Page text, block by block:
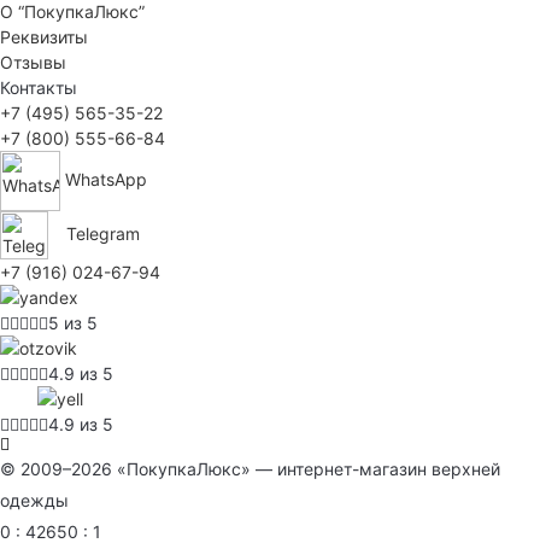
О “ПокупкаЛюкс”
Реквизиты
Отзывы
Контакты
+7 (495) 565-35-22
+7 (800) 555-66-84
WhatsApp
Telegram
+7 (916) 024-67-94
5 из 5
4.9 из 5
4.9 из 5
© 2009–2026 «ПокупкаЛюкс» — интернет-магазин верхней
одежды
0 : 42650 : 1